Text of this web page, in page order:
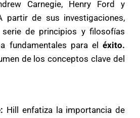
Carnegie, Henry Ford y
partir de sus investigaciones,
de principios y filosofías
fundamentales para el éxito.
de los conceptos clave del
Hill enfatiza la importancia de